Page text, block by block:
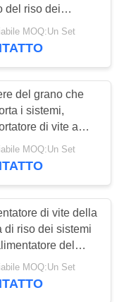
del riso dei
a vite con la
del Ce
MOQ:Un Set
del grano che
i sistemi,
di vite a
polvere del
grano con Ce
MOQ:Un Set
di vite della
di riso dei sistemi
del
della
del
MOQ:Un Set